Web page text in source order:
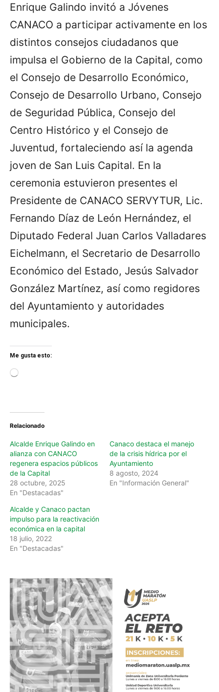
Enrique Galindo invitó a Jóvenes
CANACO a participar activamente en los
distintos consejos ciudadanos que
impulsa el Gobierno de la Capital, como
el Consejo de Desarrollo Económico,
Consejo de Desarrollo Urbano, Consejo
de Seguridad Pública, Consejo del
Centro Histórico y el Consejo de
Juventud, fortaleciendo así la agenda
joven de San Luis Capital. En la
ceremonia estuvieron presentes el
Presidente de CANACO SERVYTUR, Lic.
Fernando Díaz de León Hernández, el
Diputado Federal Juan Carlos Valladares
Eichelmann, el Secretario de Desarrollo
Económico del Estado, Jesús Salvador
González Martínez, así como regidores
del Ayuntamiento y autoridades
municipales.
Me gusta esto:
g
Relacionado
Alcalde Enrique Galindo en
alianza con CANACO
regenera espacios públicos
de la Capital
28 octubre, 2025
En "Destacadas"
Canaco destaca el manejo
de la crisis hídrica por el
Ayuntamiento
8 agosto, 2024
En "Información General"
Alcalde y Canaco pactan
impulso para la reactivación
económica en la capital
18 julio, 2022
En "Destacadas"